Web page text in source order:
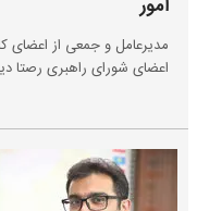
امور
مدیرعامل و جمعی از اعضای
اعضای شورای راهبری رصتا